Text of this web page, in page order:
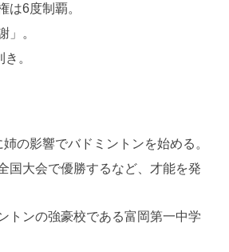
は6度制覇。
」。
。
の影響でバドミントンを始める。
国大会で優勝するなど、才能を発
トンの強豪校である富岡第一中学